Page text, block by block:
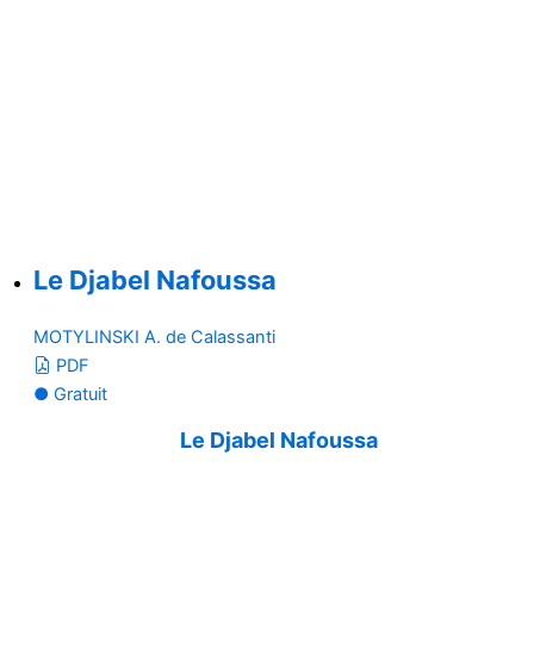
Le Djabel Nafoussa
MOTYLINSKI A. de Calassanti
PDF
● Gratuit
Le Djabel Nafoussa